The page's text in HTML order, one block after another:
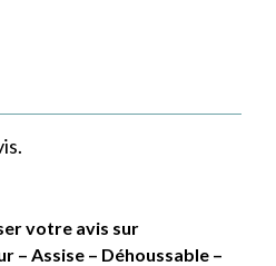
votre avis sur
– Assise – Déhoussable –